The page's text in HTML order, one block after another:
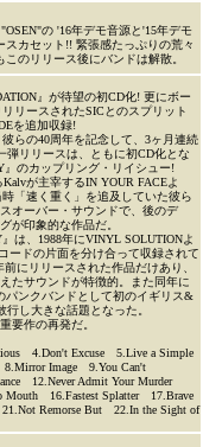
の '16年デモ音源と'15年デモ
カセット!! 緊張感たっぷりの荒々
のリリース後にバンドは解散。
』が待望の初CD化! 更にボー
リースされたSICとのスプリット
を追加収録!
らの40周年を記念して、3ヶ月連続
弾リリースは、ともに初CD化とな
』のカップリング・リイシュー!
が主宰するIN YOUR FACEよ
「速く重く」を追及していた彼ら
オーバー・サウンドで、後のデ
が印象的な作品だ。
は、1988年にVINYL SOLUTIONよ
ードの片面を分け合って収録されて
にリリースされた作品だけあり、
たサウンドが特徴的。また同年に
パンクバンドとして初のイギリス&
し大きな話題となった。
要作の再発だ。
4.Don't Excuse 5.Live a Simple
Image 9.You Can't
12.Never Admit Your Murder
Mouth 16.Fastest Splatter 17.Brave
Remorse But 22.In the Sight of